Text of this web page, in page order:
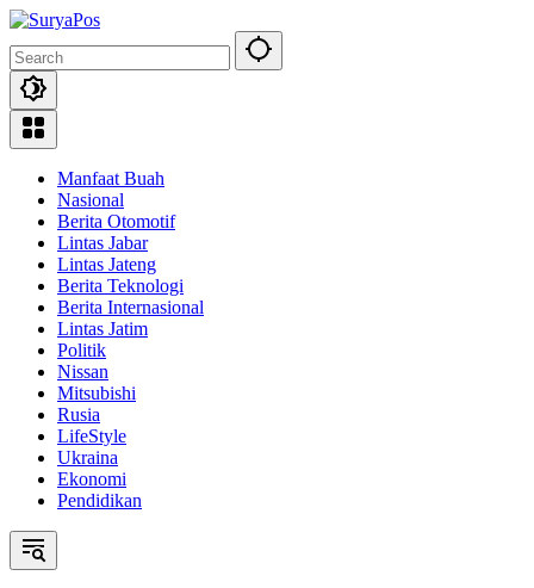
Skip
content
Manfaat Buah
Nasional
Berita Otomotif
Lintas Jabar
Lintas Jateng
Berita Teknologi
Berita Internasional
Lintas Jatim
Politik
Nissan
Mitsubishi
Rusia
LifeStyle
Ukraina
Ekonomi
Pendidikan